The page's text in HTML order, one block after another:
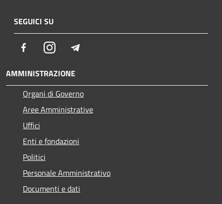
SEGUICI SU
FacebookInstagram
AMMINISTRAZIONE
Organi di Governo
Aree Amministrative
Uffici
Enti e fondazioni
Politici
Personale Amministrativo
Documenti e dati